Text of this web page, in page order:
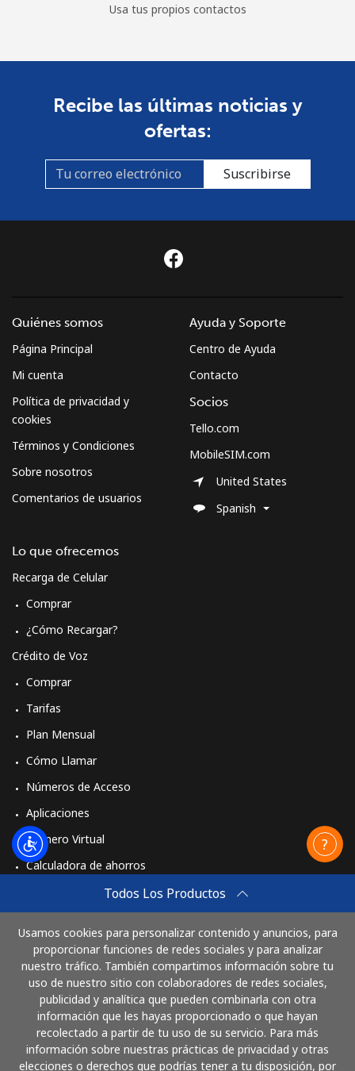
Usa tus propios contactos
Recibe las últimas noticias y
ofertas:
Suscribirse
Todos Los Productos
Usamos cookies para personalizar contenido y anuncios, para
proporcionar funciones de redes sociales y para analizar
nuestro tráfico. También compartimos información sobre tu
uso de nuestro sitio con colaboradores de redes sociales,
publicidad y analítica que pueden combinarla con otra
información que les hayas proporcionado o que hayan
recolectado a partir de tu uso de su servicio. Para más
información sobre nuestras prácticas de privacidad y otras
elecciones o derechos que podrías tener a tu disposición, por
Quiénes somos
Página Principal
Mi cuenta
Política de privacidad y
cookies
Términos y Condiciones
Sobre nosotros
Comentarios de usuarios
Lo que ofrecemos
Recarga de Celular
Comprar
¿Cómo Recargar?
Crédito de Voz
Comprar
Tarifas
Plan Mensual
Cómo Llamar
Números de Acceso
Aplicaciones
Número Virtual
Calculadora de ahorros
Comprar
Cómo funciona
Ayuda y Soporte
Centro de Ayuda
Contacto
Socios
Tello.com
MobileSIM.com
United States
Spanish
Paga con